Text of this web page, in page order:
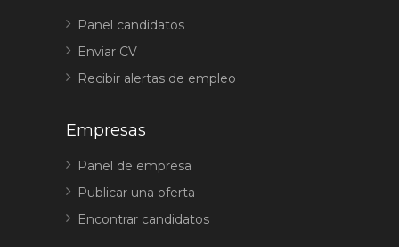
Panel candidatos
Enviar CV
Recibir alertas de empleo
Empresas
Panel de empresa
Publicar una oferta
Encontrar candidatos